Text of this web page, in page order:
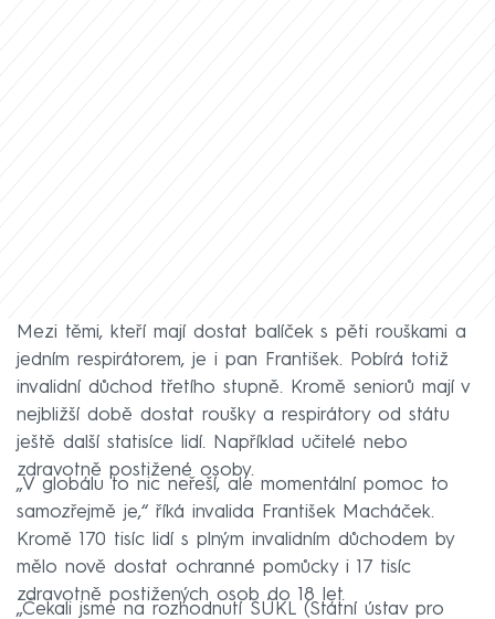
Mezi těmi, kteří mají dostat balíček s pěti rouškami a
jedním respirátorem, je i pan František. Pobírá totiž
invalidní důchod třetího stupně. Kromě seniorů mají v
nejbližší době dostat roušky a respirátory od státu
ještě další statisíce lidí. Například učitelé nebo
zdravotně postižené osoby.
„V globálu to nic neřeší, ale momentální pomoc to
samozřejmě je,“ říká invalida František Macháček.
Kromě 170 tisíc lidí s plným invalidním důchodem by
mělo nově dostat ochranné pomůcky i 17 tisíc
zdravotně postižených osob do 18 let.
„Čekali jsme na rozhodnutí SÚKL (Státní ústav pro